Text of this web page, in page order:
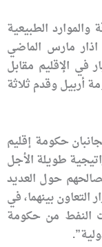
الطبيعية
مارس الماضي
في الإقليم مقابل
أربيل وقدم ثلاثة
انه “منذ عام 2012 أنشأ الجانبان حكومة إقليم
طويلة الأجل
حول العديد
التعاون بينهما، في
النفط من حكومة